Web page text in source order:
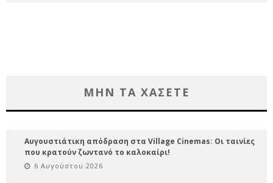
ΜΗΝ ΤΑ ΧΑΣΕΤΕ
Αυγουστιάτικη απόδραση στα Village Cinemas: Οι ταινίες
που κρατούν ζωντανό το καλοκαίρι!
6 Αυγούστου 2026